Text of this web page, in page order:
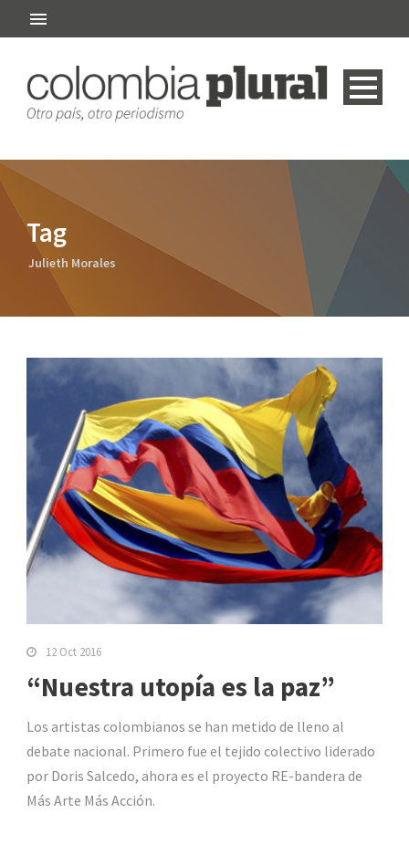
Tag
Julieth Morales
12 Oct 2016
“Nuestra utopía es la paz”
Los artistas colombianos se han metido de lleno al
debate nacional. Primero fue el tejido colectivo liderado
por Doris Salcedo, ahora es el proyecto RE-bandera de
Más Arte Más Acción.